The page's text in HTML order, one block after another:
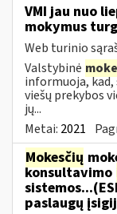
VMI jau nuo
mokymus
Web turinio
Valstybinė
informuoja,
viešų prekybos
jų...
Metai: 2021
Mokesčių
konsultavimo
paslaugų